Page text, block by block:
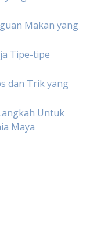
Makan yang
Tipe-tipe
dan Trik yang
Untuk
Maya